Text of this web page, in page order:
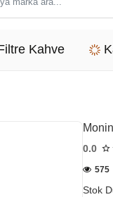
Kahve
0.0
Stok
575